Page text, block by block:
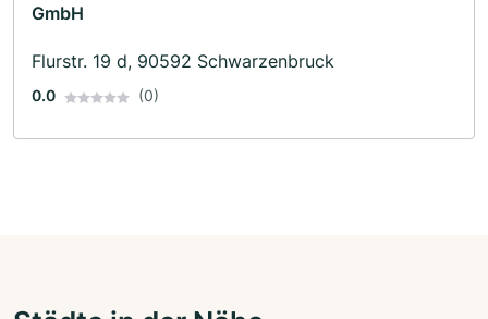
GmbH
Flurstr. 19 d, 90592 Schwarzenbruck
0.0 (0)